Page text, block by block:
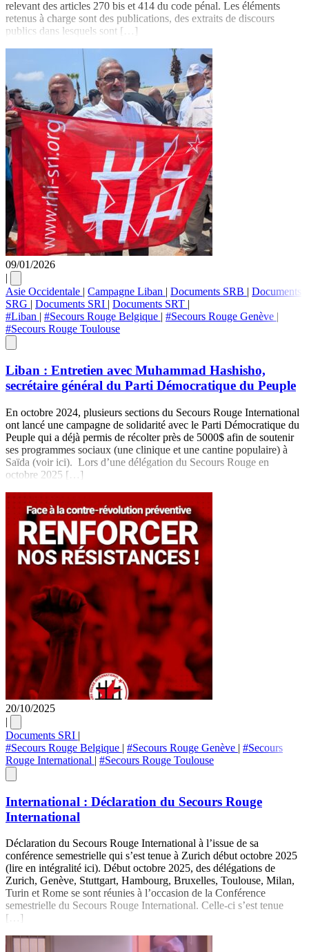
relevant des articles 270 bis et 414 du code pénal. Les éléments
retenus à charge sont des publications, des extraits de discours
publics dans lesquels sont […]
09/01/2026
|
Asie Occidentale | Campagne Liban | Documents SRB | Documents
SRG | Documents SRI | Documents SRT |
#Liban | #Secours Rouge Belgique | #Secours Rouge Genève |
#Secours Rouge Toulouse
Liban : Entretien avec Muhammad Hashisho,
secrétaire général du Parti Démocratique du Peuple
En octobre 2024, plusieurs sections du Secours Rouge International
ont lancé une campagne de solidarité avec le Parti Démocratique du
Peuple qui a déjà permis de récolter près de 5000$ afin de soutenir
ses programmes sociaux (une clinique et une cantine populaire) à
Saïda (voir ici). Lors d’une délégation du Secours Rouge en
octobre 2025 […]
20/10/2025
|
Documents SRI |
#Secours Rouge Belgique | #Secours Rouge Genève | #Secours
Rouge International | #Secours Rouge Toulouse
International : Déclaration du Secours Rouge
International
Déclaration du Secours Rouge International à l’issue de sa
conférence semestrielle qui s’est tenue à Zurich début octobre 2025
(lire en intégralité ici). Début octobre 2025, des délégations de
Zurich, Genève, Stuttgart, Hambourg, Bruxelles, Toulouse, Milan,
Turin et Rome se sont réunies à l’occasion de la Conférence
semestrielle du Secours Rouge International. Celle-ci s’est tenue
[…]